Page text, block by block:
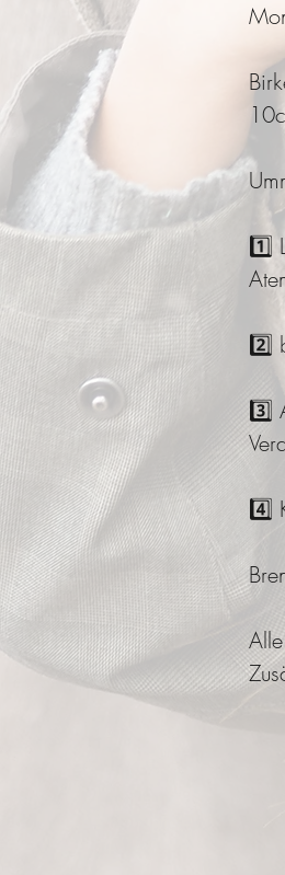
1️⃣
2️⃣
3️⃣
4️⃣